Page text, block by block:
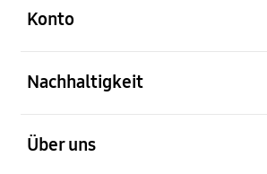
Konto
Nachhaltigkeit
Über uns